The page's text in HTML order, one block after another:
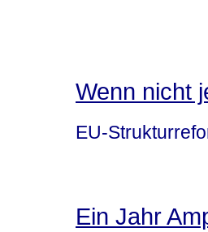
Wenn nicht
EU-
Ein Jahr